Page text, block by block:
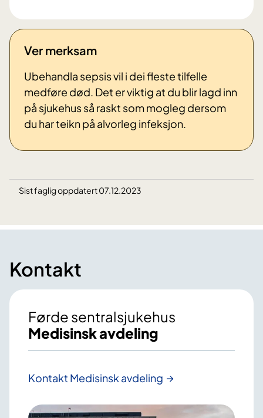
Ver merksam
Ubehandla sepsis vil i dei fleste tilfelle
medføre død. Det er viktig at du blir lagd inn
på sjukehus så raskt som mogleg dersom
du har teikn på alvorleg infeksjon.
Sist faglig oppdatert 07.12.2023
Kontakt
Førde sentralsjukehus
Medisinsk avdeling
Kontakt Medisinsk avdeling